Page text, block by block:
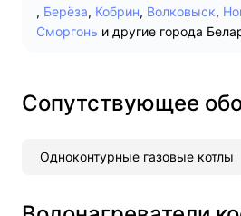
, Берёза, Кобрин, Волковыск,
Сморгонь и другие города
Сопутствующее
Одноконтурные газовые котлы